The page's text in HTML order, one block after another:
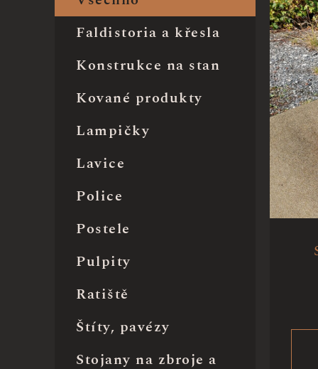
Faldistoria a křesla
Konstrukce na stan
Kované produkty
Lampičky
Lavice
Police
Postele
Pulpity
Ratiště
Štíty, pavézy
Stojany na zbroje a